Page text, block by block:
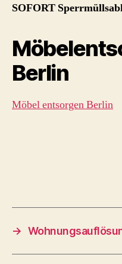
SOFORT
Berlin
Möbel entsorgen Berlin
→